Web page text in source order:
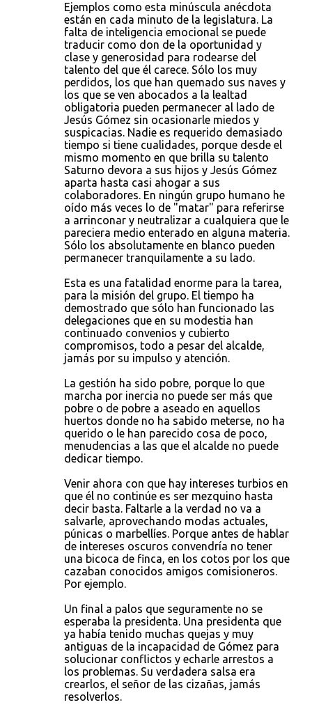
Ejemplos como esta minúscula anécdota
están en cada minuto de la legislatura. La
falta de inteligencia emocional se puede
traducir como don de la oportunidad y
clase y generosidad para rodearse del
talento del que él carece. Sólo los muy
perdidos, los que han quemado sus naves y
los que se ven abocados a la lealtad
obligatoria pueden permanecer al lado de
Jesús Gómez sin ocasionarle miedos y
suspicacias. Nadie es requerido demasiado
tiempo si tiene cualidades, porque desde el
mismo momento en que brilla su talento
Saturno devora a sus hijos y Jesús Gómez
aparta hasta casi ahogar a sus
colaboradores. En ningún grupo humano he
oído más veces lo de "matar" para referirse
a arrinconar y neutralizar a cualquiera que le
pareciera medio enterado en alguna materia.
Sólo los absolutamente en blanco pueden
permanecer tranquilamente a su lado.
Esta es una fatalidad enorme para la tarea,
para la misión del grupo. El tiempo ha
demostrado que sólo han funcionado las
delegaciones que en su modestia han
continuado convenios y cubierto
compromisos, todo a pesar del alcalde,
jamás por su impulso y atención.
La gestión ha sido pobre, porque lo que
marcha por inercia no puede ser más que
pobre o de pobre a aseado en aquellos
huertos donde no ha sabido meterse, no ha
querido o le han parecido cosa de poco,
menudencias a las que el alcalde no puede
dedicar tiempo.
Venir ahora con que hay intereses turbios en
que él no continúe es ser mezquino hasta
decir basta. Faltarle a la verdad no va a
salvarle, aprovechando modas actuales,
púnicas o marbellíes. Porque antes de hablar
de intereses oscuros convendría no tener
una bicoca de finca, en los cotos por los que
cazaban conocidos amigos comisioneros.
Por ejemplo.
Un final a palos que seguramente no se
esperaba la presidenta. Una presidenta que
ya había tenido muchas quejas y muy
antiguas de la incapacidad de Gómez para
solucionar conflictos y echarle arrestos a
los problemas. Su verdadera salsa era
crearlos, el señor de las cizañas, jamás
resolverlos.